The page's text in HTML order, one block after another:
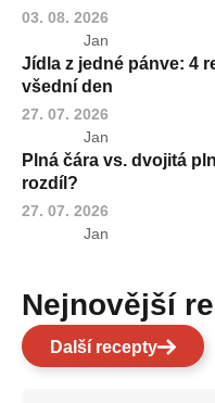
03. 08. 2026
Jan
Jídla z jedné pánve: 4
všední den
27. 07. 2026
Jan
Plná čára vs. dvojitá
rozdíl?
27. 07. 2026
Jan
Nejnovější
Další recepty